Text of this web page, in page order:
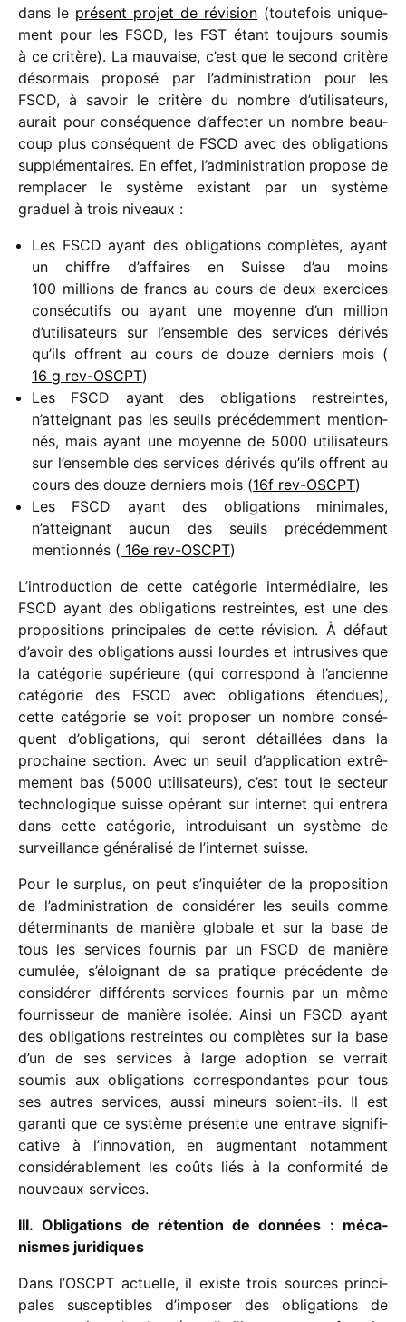
dans le présent projet de révi­sion (toute­fois unique­
ment pour les FSCD, les FST étant toujours soumis
à ce critère). La mauvaise, c’est que le second critère
désor­mais proposé par l’administration pour les
FSCD, à savoir le critère du nombre d’utilisateurs,
aurait pour consé­quence d’affecter un nombre beau­
coup plus consé­quent de FSCD avec des obli­ga­tions
supplé­men­taires. En effet, l’administration propose de
rempla­cer le système exis­tant par un système
graduel à trois niveaux :
Les FSCD ayant des obli­ga­tions complètes, ayant
un chiffre d’affaires en Suisse d’au moins
100 millions de francs au cours de deux exer­cices
consé­cu­tifs ou ayant une moyenne d’un million
d’utilisateurs sur l’ensemble des services déri­vés
qu’ils offrent au cours de douze derniers mois (
16 g rev-OSCPT)
Les FSCD ayant des obli­ga­tions restreintes,
n’atteignant pas les seuils précé­dem­ment mention­
nés, mais ayant une moyenne de 5000 utili­sa­teurs
sur l’ensemble des services déri­vés qu’ils offrent au
cours des douze derniers mois (16f rev-OSCPT)
Les FSCD ayant des obli­ga­tions mini­males,
n’atteignant aucun des seuils précé­dem­ment
mention­nés ( 16e rev-OSCPT)
L’introduction de cette caté­go­rie inter­mé­diaire, les
FSCD ayant des obli­ga­tions restreintes, est une des
propo­si­tions prin­ci­pales de cette révi­sion. À défaut
d’avoir des obli­ga­tions aussi lourdes et intru­sives que
la caté­go­rie supé­rieure (qui corres­pond à l’ancienne
caté­go­rie des FSCD avec obli­ga­tions éten­dues),
cette caté­go­rie se voit propo­ser un nombre consé­
quent d’obligations, qui seront détaillées dans la
prochaine section. Avec un seuil d’application extrê­
me­ment bas (5000 utili­sa­teurs), c’est tout le secteur
tech­no­lo­gique suisse opérant sur inter­net qui entrera
dans cette caté­go­rie, intro­dui­sant un système de
surveillance géné­ra­lisé de l’internet suisse.
Pour le surplus, on peut s’inquiéter de la propo­si­tion
de l’administration de consi­dé­rer les seuils comme
déter­mi­nants de manière globale et sur la base de
tous les services four­nis par un FSCD de manière
cumu­lée, s’éloignant de sa pratique précé­dente de
consi­dé­rer diffé­rents services four­nis par un même
four­nis­seur de manière isolée. Ainsi un FSCD ayant
des obli­ga­tions restreintes ou complètes sur la base
d’un de ses services à large adop­tion se verrait
soumis aux obli­ga­tions corres­pon­dantes pour tous
ses autres services, aussi mineurs soient-ils. Il est
garanti que ce système présente une entrave signi­fi­
ca­tive à l’innovation, en augmen­tant notam­ment
consi­dé­ra­ble­ment les coûts liés à la confor­mité de
nouveaux services.
III. Obligations de réten­tion de données : méca­
nismes juridiques
Dans l’OSCPT actuelle, il existe trois sources prin­ci­
pales suscep­tibles d’imposer des obli­ga­tions de